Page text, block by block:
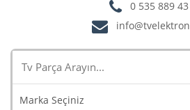
0 535 889
Marka Seçiniz